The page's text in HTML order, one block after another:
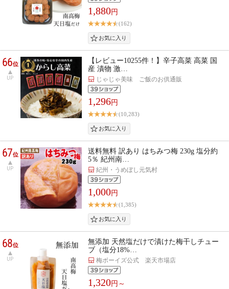
1,880円
(162)
66位
UP
【レビュー10255件！】辛子高菜 高菜 国
産 漬物 激…
じゃじゃ美味 ご飯のお供通販
1,296円
(10,283)
67位
UP
送料無料 訳あり はちみつ梅 230g 塩分約
5％ 紀州南…
紀州・うめぼし元気村
1,000円
(1,385)
68位
UP
無添加 天然塩だけで漬けた梅干しチュー
ブ（塩分18%…
梅ボーイズ公式 楽天市場店
1,320円～